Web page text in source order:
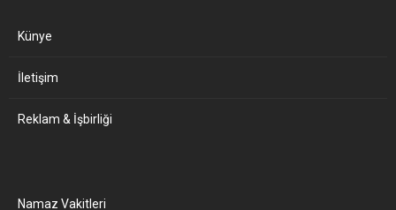
Künye
İletişim
Reklam & İşbirliği
Namaz Vakitleri